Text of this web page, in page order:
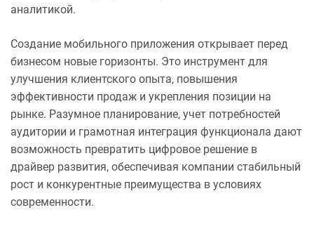
аналитикой.
Создание мобильного приложения открывает перед
бизнесом новые горизонты. Это инструмент для
улучшения клиентского опыта, повышения
эффективности продаж и укрепления позиции на
рынке. Разумное планирование, учет потребностей
аудитории и грамотная интеграция функционала дают
возможность превратить цифровое решение в
драйвер развития, обеспечивая компании стабильный
рост и конкурентные преимущества в условиях
современности.